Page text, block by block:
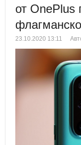
от OnePlus
23.10.2020 13:11